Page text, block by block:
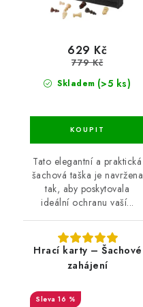
Skladem (>5 ks)
629 Kč
779 Kč
Tato elegantní a praktická
šachová taška je navržena
tak, aby poskytovala
ideální ochranu vaší...
Hrací karty – Šachové
zahájení
16 %